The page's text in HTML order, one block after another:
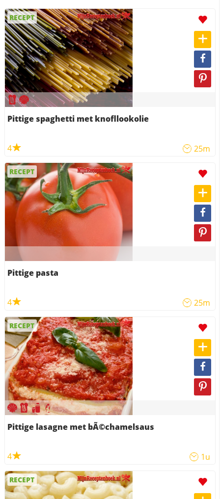
RECEPT
Pittige spaghetti met knofllookolie
4 25m
RECEPT
Pittige pasta
4 25m
RECEPT
Pittige lasagne met bÃ©chamelsaus
4 1u
RECEPT